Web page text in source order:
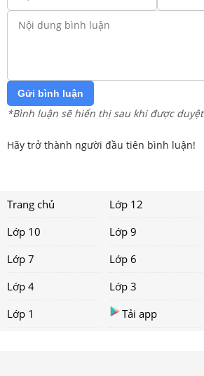
Gửi bình luận
*Bình luận sẽ hiển thị sau khi được duyệt
Hãy trở thành người đầu tiên bình luận!
Trang chủ Lớp 12
Lớp 10
Lớp 9
Lớp 7
Lớp 6
Lớp 4
Lớp 3
Lớp 1
Tải app